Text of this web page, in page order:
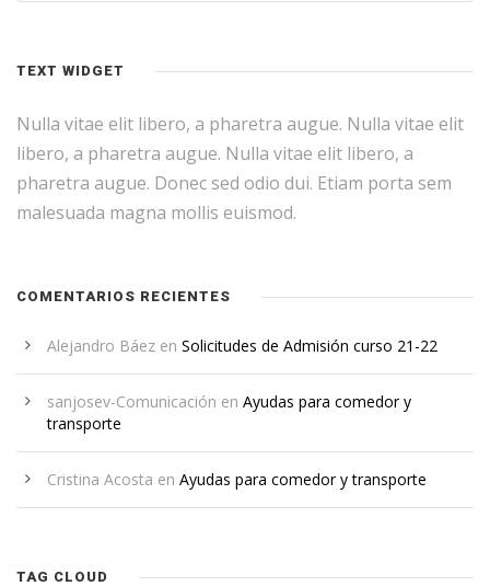
TEXT WIDGET
Nulla vitae elit libero, a pharetra augue. Nulla vitae elit
libero, a pharetra augue. Nulla vitae elit libero, a
pharetra augue. Donec sed odio dui. Etiam porta sem
malesuada magna mollis euismod.
COMENTARIOS RECIENTES
Alejandro Báez en Solicitudes de Admisión curso 21-22
sanjosev-Comunicación en Ayudas para comedor y
transporte
Cristina Acosta en Ayudas para comedor y transporte
TAG CLOUD